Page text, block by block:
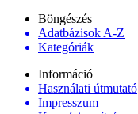
Böngészés
Adatbázisok A-Z
Kategóriák
Információ
Használati útmutató
Impresszum